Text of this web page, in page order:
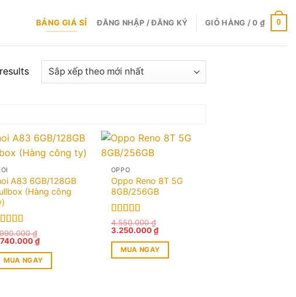
BẢNG GIÁ SỈ ĐĂNG NHẬP / ĐĂNG KÝ GIỎ HÀNG /0 ₫ 0
A83 6GB/128GB
(Hàng công
xếp
5.005
₫
₫.
₫Giá
hiện
tại
là:
1.740.000 ₫.
MUA NGAY
OPPO
Oppo Reno 8T 5G
8GB/256GB
Được xếp
hạng5.005
sao
4.550.000₫
Giá
là:
4.550.000 ₫.
3.250.000₫Giá
hiện
tại
là:
3.250.000 ₫.
MUA NGAY